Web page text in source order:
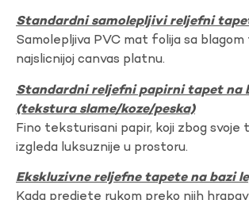
Standardni samolepljivi reljefni
Samolepljiva PVC mat folija sa
najslicnijoj canvas platnu.
Standardni reljefni papirni tapet na
(tekstura slame/koze/peska)
Fino teksturisani papir, koji zbog svoje
izgleda luksuznije u prostoru.
Ekskluzivne reljefne tapete na bazi